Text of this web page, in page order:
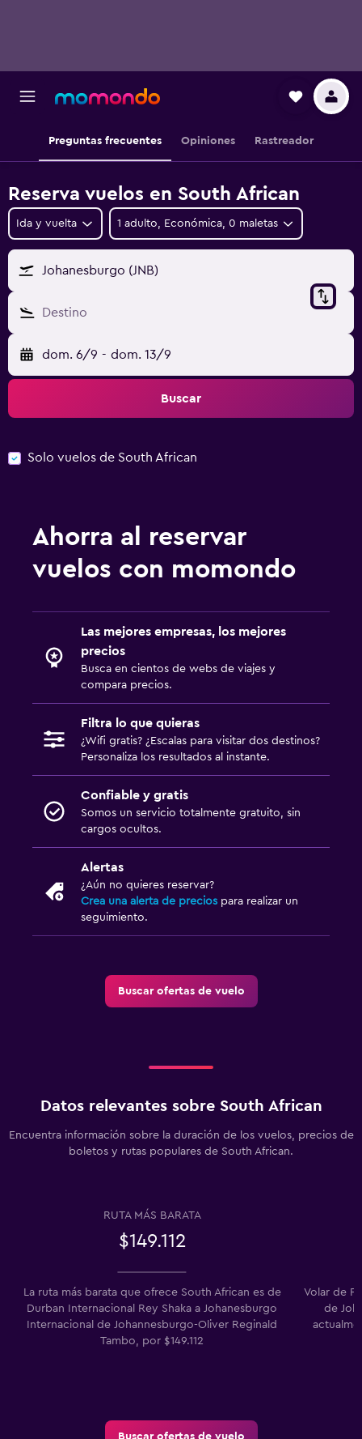
Preguntas frecuentes Opiniones Rastreador
Reserva vuelos en South African
Ida y vuelta 1 adulto, Económica, 0 maletas
Johanesburgo (JNB)
Destino
dom. 6/9 - dom. 13/9
Buscar
Solo vuelos de South African
Ahorra al reservar
vuelos con momondo
Las mejores empresas, los mejores
precios
Busca en cientos de webs de viajes y
compara precios.
Filtra lo que quieras
¿Wifi gratis? ¿Escalas para visitar dos destinos?
Personaliza los resultados al instante.
Confiable y gratis
Somos un servicio totalmente gratuito, sin
cargos ocultos.
Alertas
¿Aún no quieres reservar?
Crea una alerta de precios para realizar un
seguimiento.
Buscar ofertas de vuelo
Datos relevantes sobre South African
Encuentra información sobre la duración de los vuelos, precios de
boletos y rutas populares de South African.
RUTA MÁS BARATA
$149.112
La ruta más barata que ofrece South African es de
Durban Internacional Rey Shaka a Johanesburgo
Internacional de Johannesburgo-Oliver Reginald
Tambo, por $149.112
Volar de
de
Buscar ofertas de vuelo